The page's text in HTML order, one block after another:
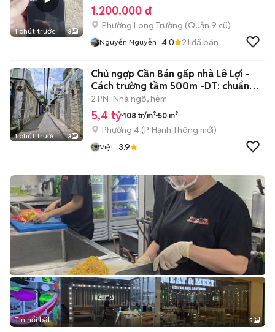
1 phút trước 3
1.200.000 đ
Phường Long Trường (Quận 9 cũ)
Nguyễn Nguyễn 4.0 21 đã bán
1 phút trước 3
Chủ ngợp Cần Bán gấp nhà Lê Lợi -
Cách trường tầm 500m -DT: chuẩn
50m2
2 PN Nhà ngõ, hẻm
5,4 tỷ 108 tr/m² 50 m²
Phường 4 (P. Hạnh Thông mới)
Việt 3.9
Tin nổi bật 5